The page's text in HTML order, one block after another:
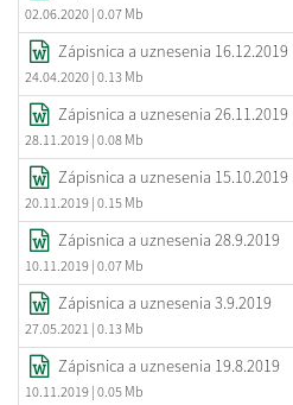
02.06.2020 | 0.07 Mb
Zápisnica a uznesenia 16.12.2019
24.04.2020 | 0.13 Mb
Zápisnica a uznesenia 26.11.2019
28.11.2019 | 0.08 Mb
Zápisnica a uznesenia 15.10.2019
20.11.2019 | 0.15 Mb
Zápisnica a uznesenia 28.9.2019
10.11.2019 | 0.07 Mb
Zápisnica a uznesenia 3.9.2019
27.05.2021 | 0.13 Mb
Zápisnica a uznesenia 19.8.2019
10.11.2019 | 0.05 Mb